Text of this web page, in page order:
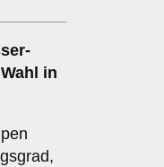
in